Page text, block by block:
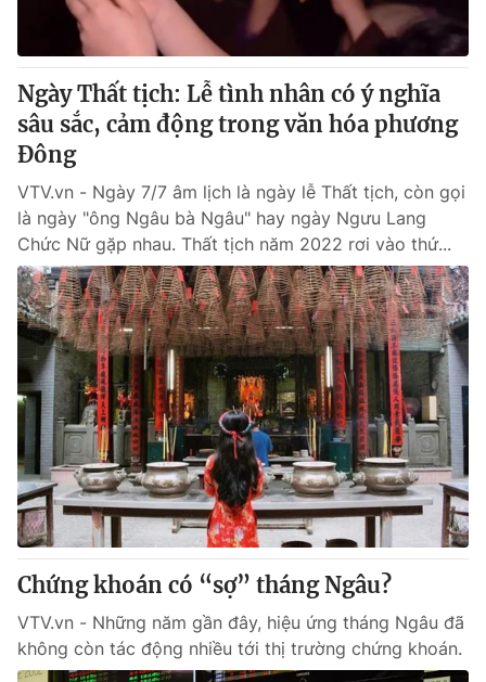
Ngày Thất tịch: Lễ tình nhân có ý nghĩa
sâu sắc, cảm động trong văn hóa phương
Đông
VTV.vn - Ngày 7/7 âm lịch là ngày lễ Thất tịch, còn gọi
là ngày "ông Ngâu bà Ngâu" hay ngày Ngưu Lang
Chức Nữ gặp nhau. Thất tịch năm 2022 rơi vào thứ...
Chứng khoán có “sợ” tháng Ngâu?
VTV.vn - Những năm gần đây, hiệu ứng tháng Ngâu đã
không còn tác động nhiều tới thị trường chứng khoán.